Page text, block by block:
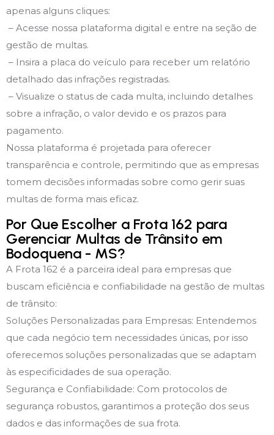
apenas alguns cliques:
– Acesse nossa plataforma digital e entre na seção de
gestão de multas.
– Insira a placa do veículo para receber um relatório
detalhado das infrações registradas.
– Visualize o status de cada multa, incluindo detalhes
sobre a infração, o valor devido e os prazos para
pagamento.
Nossa plataforma é projetada para oferecer
transparência e controle, permitindo que as empresas
tomem decisões informadas sobre como gerir suas
multas de forma mais eficaz.
Por Que Escolher a Frota 162 para
Gerenciar Multas de Trânsito em
Bodoquena - MS?
A Frota 162 é a parceira ideal para empresas que
buscam eficiência e confiabilidade na gestão de multas
de trânsito:
Soluções Personalizadas para Empresas: Entendemos
que cada negócio tem necessidades únicas, por isso
oferecemos soluções personalizadas que se adaptam
às especificidades de sua operação.
Segurança e Confiabilidade: Com protocolos de
segurança robustos, garantimos a proteção dos seus
dados e das informações de sua frota.